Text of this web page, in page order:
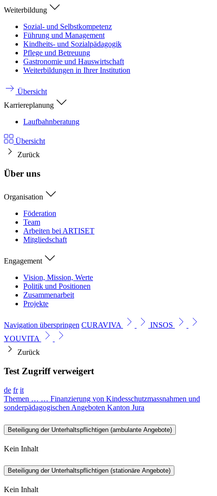
Weiterbildung
Sozial- und Selbstkompetenz
Führung und Management
Kindheits- und Sozialpädagogik
Pflege und Betreuung
Gastronomie und Hauswirtschaft
Weiterbildungen in Ihrer Institution
Übersicht
Karriereplanung
Laufbahnberatung
Übersicht
Zurück
Über uns
Organisation
Föderation
Team
Arbeiten bei ARTISET
Mitgliedschaft
Engagement
Vision, Mission, Werte
Politik und Positionen
Zusammenarbeit
Projekte
Navigation überspringen CURAVIVA
INSOS
YOUVITA
Zurück
Test Zugriff verweigert
de fr it
Themen … … Finanzierung von Kindesschutzmassnahmen und
sonderpädagogischen Angeboten Kanton Jura
Beteiligung der Unterhaltspflichtigen (ambulante Angebote)
Kein Inhalt
Beteiligung der Unterhaltspflichtigen (stationäre Angebote)
Kein Inhalt